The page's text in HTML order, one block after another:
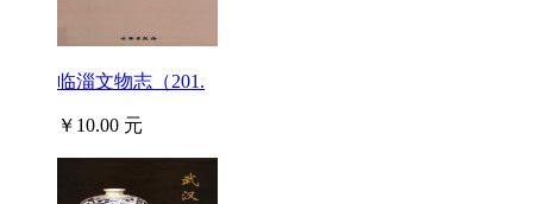
临淄文物志（201.
￥10.00 元